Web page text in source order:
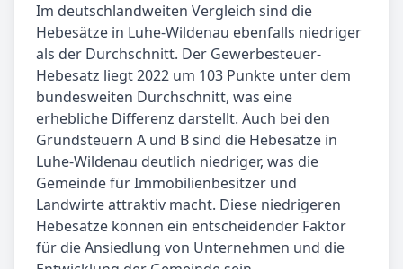
Im deutschlandweiten Vergleich sind die
Hebesätze in Luhe-Wildenau ebenfalls niedriger
als der Durchschnitt. Der Gewerbesteuer-
Hebesatz liegt 2022 um 103 Punkte unter dem
bundesweiten Durchschnitt, was eine
erhebliche Differenz darstellt. Auch bei den
Grundsteuern A und B sind die Hebesätze in
Luhe-Wildenau deutlich niedriger, was die
Gemeinde für Immobilienbesitzer und
Landwirte attraktiv macht. Diese niedrigeren
Hebesätze können ein entscheidender Faktor
für die Ansiedlung von Unternehmen und die